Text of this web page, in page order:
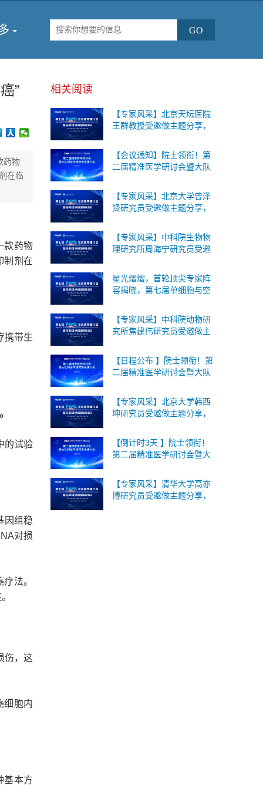
”
药物
在临
款药物
制剂 在
携带生
的试验
因组稳
对损
法。
伤，这
细胞内
基本方
相关阅读
【专家风采】北京天坛医院
王群教授受邀做主题分享，
坛将于2026年9月18-19日在
北京召开！
【会议通知】院士领衔！第
二届精准医学研讨会暨大队
【专家风采】北京大学曾泽
贤研究员受邀做主题分享，
坛将于2026年9月18-19日在
北京召开！
【专家风采】中科院生物物
理研究所周海宁研究员受邀
与空间组学论坛将于2026年
9月18-19日在北京召开！
星光熠熠，首轮顶尖专家阵
容揭晓，第七届单细胞与空
18-19日在北京召开！
【专家风采】中科院动物研
究所焦建伟研究员受邀做主
间组学论坛将于2026年9月
18-19日在北京召开！
【日程公布 】院士领衔！第
二届精准医学研讨会暨大队
8月1日上海召开，诚邀您的
参与！
【专家风采】北京大学韩西
坤研究员受邀做主题分享，
坛将于2026年9月18-19日在
北京召开！
【倒计时3天 】院士领衔！
第二届精准医学研讨会暨大
于8月1日上海召开，诚邀您
的参与！
【专家风采】清华大学高亦
博研究员受邀做主题分享，